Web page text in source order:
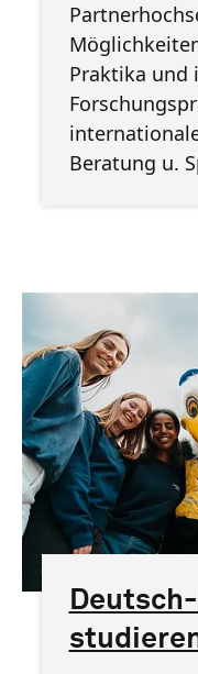
Praktika und
Beratung u.